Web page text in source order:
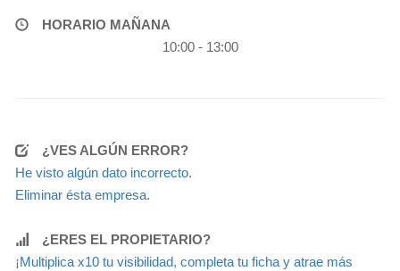
HORARIO MAÑANA
10:00 - 13:00
¿VES ALGÚN ERROR?
He visto algún dato incorrecto.
Eliminar ésta empresa.
¿ERES EL PROPIETARIO?
¡Multiplica x10 tu visibilidad, completa tu ficha y atrae más